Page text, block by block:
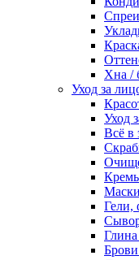
Хна /
Уход за
Уход
Всё в
Гели,
Глина